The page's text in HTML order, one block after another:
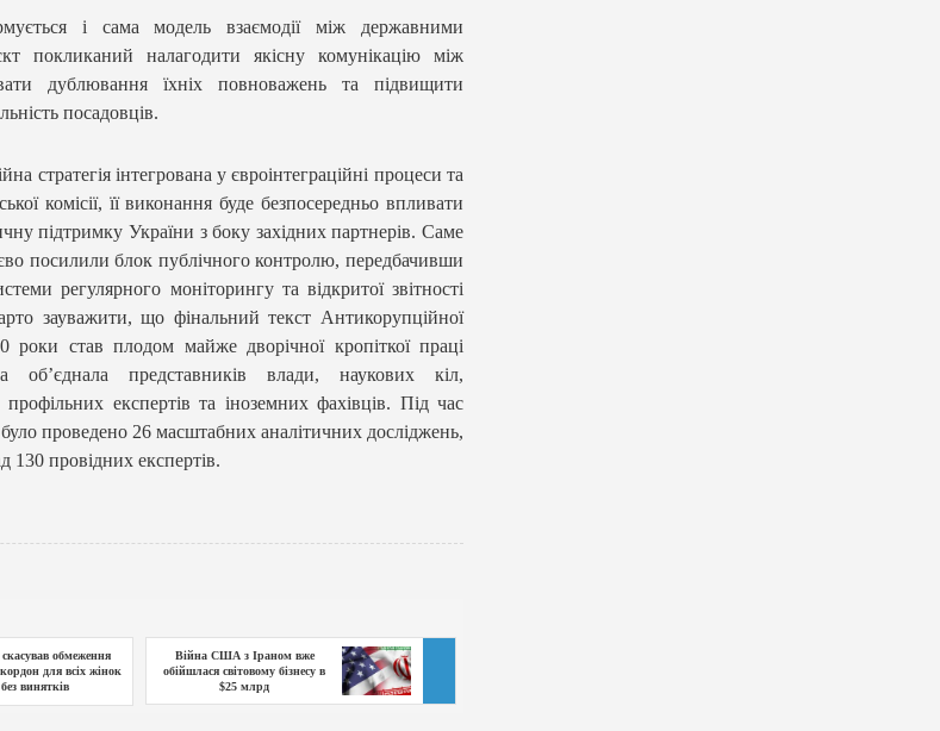
і сама модель взаємодії між державними
покликаний налагодити якісну комунікацію між
дублювання їхніх повноважень та підвищити
посадовців.
стратегія інтегрована у євроінтеграційні процеси та
комісії, її виконання буде безпосередньо впливати
підтримку України з боку західних партнерів. Саме
посилили блок публічного контролю, передбачивши
регулярного моніторингу та відкритої звітності
зауважити, що фінальний текст Антикорупційної
роки став плодом майже дворічної кропіткої праці
об’єднала представників влади, наукових кіл,
профільних експертів та іноземних фахівців. Під час
проведено 26 масштабних аналітичних досліджень,
130 провідних експертів.
обмеження
кордон для всіх жінок
без винятків
Війна США з Іраном вже
обійшлася світовому бізнесу в
$25 млрд